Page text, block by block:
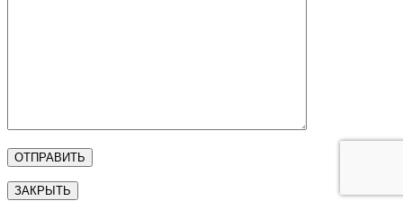
ЗАКРЫТЬ